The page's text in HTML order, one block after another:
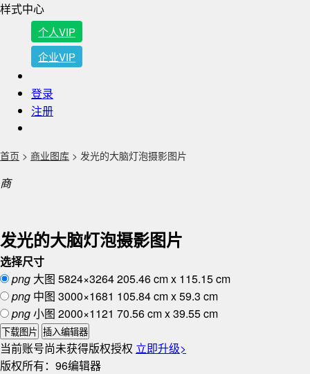
样式中心
个人VIP
企业VIP
登录
注册
首页 > 商业图库 > 发光的大脑灯泡摄影图片
商
发光的大脑灯泡摄影图片
选择尺寸
png 大图 5824×3264205.46 cm x 115.15 cm
png 中图 3000×1681 105.84 cm x 59.3 cm
png小图 2000×1121 70.56 cm x 39.55 cm
下载图片 插入编辑器
当前账号尚未获得版权授权 立即升级>
版权所有： 96编辑器